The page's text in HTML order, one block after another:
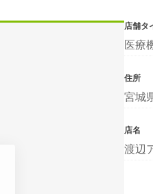
店舗タ
医療
住所
宮城
店名
渡辺